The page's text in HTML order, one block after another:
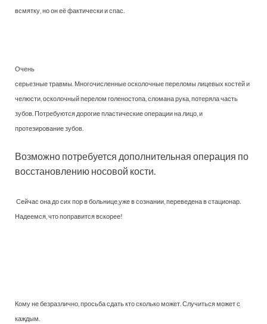
всмятку, но он её фактически и спас.
Очень
серьезные травмы. Многочисленные осколочные переломы лицевых костей и
челюсти, осколочный перелом голеностопа, сломана рука, потеряла часть
зубов. Потребуются дорогие пластические операции на лицо, и
протезирование зубов.
Возможно потребуется дополнительная операция по
восстановлению носовой кости.
Сейчас она до сих пор в больнице,уже в сознании, переведена в стационар.
Надеемся, что поправится вскорее!
Кому не безразлично, просьба сдать кто сколько может. Случиться может с
каждым.